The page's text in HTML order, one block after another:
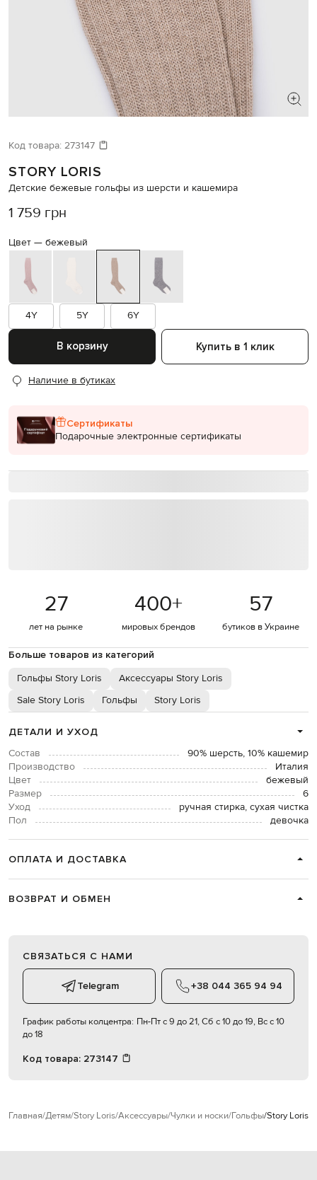
Код товара: 273147
STORY LORIS
Детские бежевые гольфы из шерсти и кашемира
1 759 грн
Цвет — бежевый
4Y 5Y 6Y
В корзину Купить в 1 клик
Наличие в бутиках
Сертификаты
Подарочные электронные сертификаты
27
лет на рынке
400+
мировых брендов
57
бутиков в Украине
Больше товаров из категорий
Гольфы Story Loris
Аксессуары Story Loris
Sale Story Loris
Гольфы Story Loris
ДЕТАЛИ И УХОД
Состав
90% шерсть, 10% кашемир
Производство
Италия
Цвет
бежевый
Размер
6
Уход
ручная стирка, сухая чистка
Пол
девочка
ОПЛАТА И ДОСТАВКА
ВОЗВРАТ И ОБМЕН
СВЯЗАТЬСЯ С НАМИ
Telegram +38 044 365 94 94
График работы колцентра: Пн-Пт с 9 до 21, Сб с 10 до 19, Вс с 10
до 18
Код товара: 273147
Главная Детям Story Loris Аксессуары Чулки и носки Гольфы Story Loris